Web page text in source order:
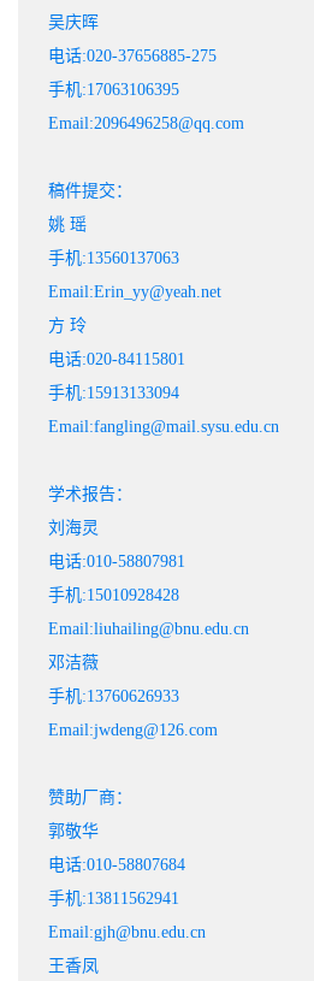
吴庆晖
电话:020-37656885-275
手机:17063106395
Email:2096496258@qq.com
稿件提交：
姚 瑶
手机:13560137063
Email:Erin_yy@yeah.net
方 玲
电话:020-84115801
手机:15913133094
Email:fangling@mail.sysu.edu.cn
学术报告：
刘海灵
电话:010-58807981
手机:15010928428
Email:liuhailing@bnu.edu.cn
邓洁薇
手机:13760626933
Email:jwdeng@126.com
赞助厂商：
郭敬华
电话:010-58807684
手机:13811562941
Email:gjh@bnu.edu.cn
王香凤